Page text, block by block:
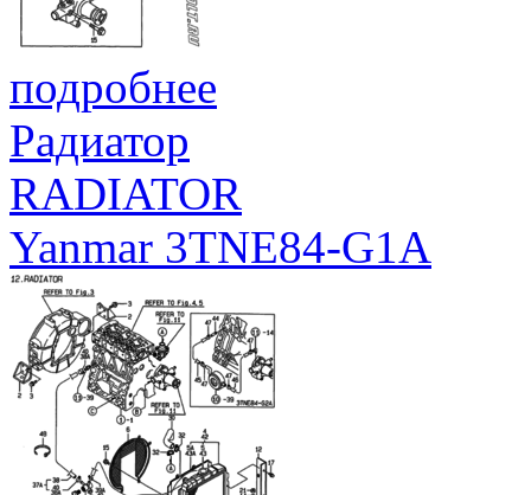
подробнее
Радиатор
RADIATOR
Yanmar 3TNE84-G1A